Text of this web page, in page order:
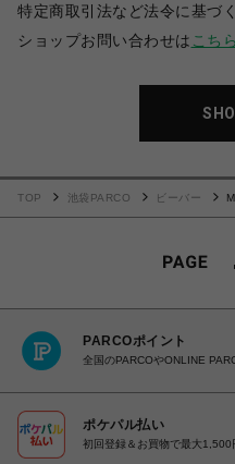
特定商取引法など法令に基づ
ショップお問い合わせは こちら
TOP 池袋PARCO ビーバー
PARCOポイント
全国のPARCOやONLINE
ポケパル払い
初回登録＆お買物で最大1,500